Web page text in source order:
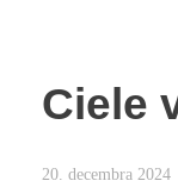
Ciele
20. decembra 2024